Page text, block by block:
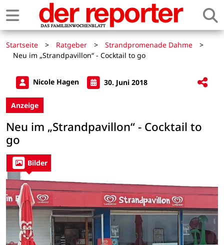
Startseite > Ratgeber > Strandpromenade Dahme
>
Neu im „Strandpavillon“ - Cocktail to go
Nicole Hagen 30. Juni 2018
Anzeige
Neu im „Strandpavillon“ - Cocktail to
go
Bilder